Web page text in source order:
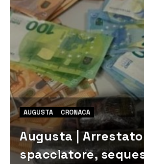
AUGUSTA CRONACA
Augusta | Arrestato
spacciatore,